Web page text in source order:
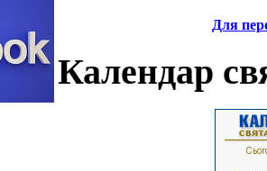
Для
Календар